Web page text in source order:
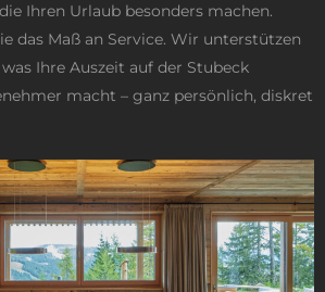
Ihren Urlaub besonders machen.
das Maß an Service. Wir unterstützen
Ihre Auszeit auf der Stubeck
macht – ganz persönlich, diskret